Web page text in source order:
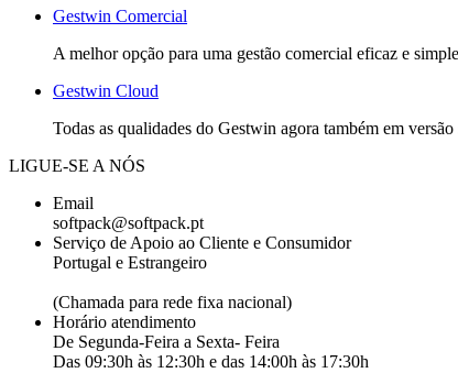
Gestwin Comercial
A melhor opção para uma gestão comercial eficaz e
Gestwin Cloud
Todas as qualidades do Gestwin agora também em
LIGUE-SE A NÓS
Email
softpack@softpack.pt
Serviço de Apoio ao Cliente e Consumidor
Portugal e Estrangeiro
(Chamada para rede fixa nacional)
Horário atendimento
De Segunda-Feira a Sexta- Feira
Das 09:30h às 12:30h e das 14:00h às 17:30h